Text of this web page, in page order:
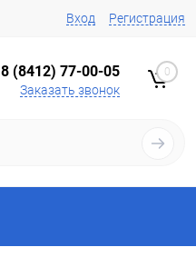
Вход Регистрация
8 (8412) 77-00-05
Заказать звонок
0